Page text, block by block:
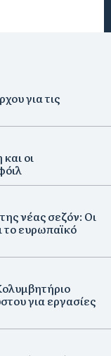
για τις
οι
νέας σεζόν: Οι
το ευρωπαϊκό
για εργασίες